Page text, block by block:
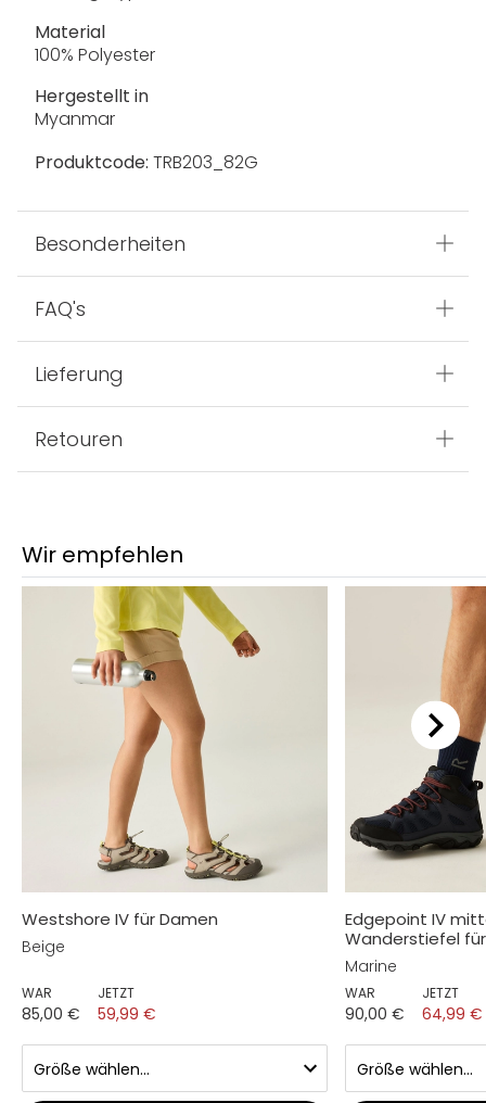
Material
100% Polyester
Hergestellt in
Myanmar
Produktcode: TRB203_82G
Besonderheiten
FAQ's
Lieferung
Retouren
Wir empfehlen
Westshore IV für Damen
Beige
WAR
85,00 €
JETZT
59,99 €
Edgepoint IV
Wanderstiefel
Marine
WAR
90,00 €
JETZT
64,99 €